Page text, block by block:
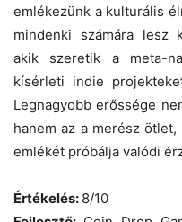
emlékezünk a kulturális
mindenki számára lesz
akik szeretik a meta-
kísérleti indie
Legnagyobb erőssége
hanem az a merész
emlékét próbálja valódi
Értékelés: 8/10